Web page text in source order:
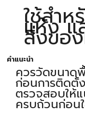
ใช้สำห
แห้ง แ
สิ่งขอ
คำแนะนำ
ควรวัดขนาด
ก่อนการติดตั้
ตรวจสอบให้
ครบถ้วนก่อน